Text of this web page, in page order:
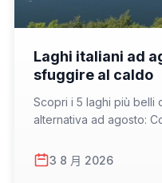
Laghi italiani ad
sfuggire al caldo
Scopri i 5 laghi più belli
alternativa ad agosto:
3 8 月 2026